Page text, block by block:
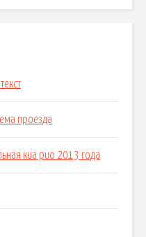
проезда
киа рио 2013 года